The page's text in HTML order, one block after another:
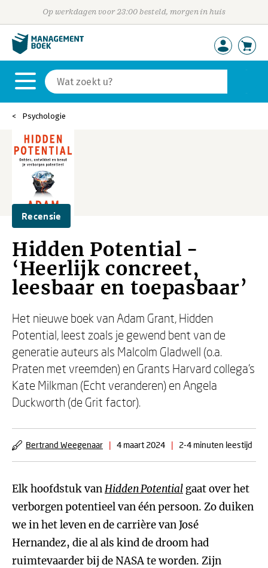
Op werkdagen voor 23:00 besteld, morgen in huis
Psychologie
Recensie
Hidden Potential -
‘Heerlijk concreet,
leesbaar en toepasbaar’
Het nieuwe boek van Adam Grant, Hidden
Potential, leest zoals je gewend bent van de
generatie auteurs als Malcolm Gladwell (o.a.
Praten met vreemden) en Grants Harvard collega’s
Kate Milkman (Echt veranderen) en Angela
Duckworth (de Grit factor).
Bertrand Weegenaar | 4 maart 2024 | 2-4 minuten leestijd
Elk hoofdstuk vanHidden Potential gaat over het
verborgen potentieel van één persoon. Zo duiken
we in het leven en de carrière van José
Hernandez, die al als kind de droom had
ruimtevaarder bij de NASA te worden. Zijn